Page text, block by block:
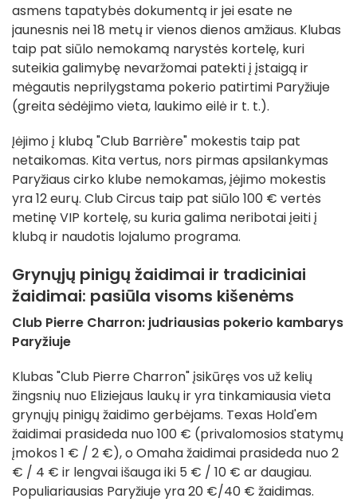
asmens tapatybės dokumentą ir jei esate ne
jaunesnis nei 18 metų ir vienos dienos amžiaus. Klubas
taip pat siūlo nemokamą narystės kortelę, kuri
suteikia galimybę nevaržomai patekti į įstaigą ir
mėgautis neprilygstama pokerio patirtimi Paryžiuje
(greita sėdėjimo vieta, laukimo eilė ir t. t.).
Įėjimo į klubą "Club Barrière" mokestis taip pat
netaikomas. Kita vertus, nors pirmas apsilankymas
Paryžiaus cirko klube nemokamas, įėjimo mokestis
yra 12 eurų. Club Circus taip pat siūlo 100 € vertės
metinę VIP kortelę, su kuria galima neribotai įeiti į
klubą ir naudotis lojalumo programa.
Grynųjų pinigų žaidimai ir tradiciniai
žaidimai: pasiūla visoms kišenėms
Club Pierre Charron: judriausias pokerio kambarys
Paryžiuje
Klubas "Club Pierre Charron" įsikūręs vos už kelių
žingsnių nuo Eliziejaus laukų ir yra tinkamiausia vieta
grynųjų pinigų žaidimo gerbėjams. Texas Hold'em
žaidimai prasideda nuo 100 € (privalomosios statymų
įmokos 1 € / 2 €), o Omaha žaidimai prasideda nuo 2
€ / 4 € ir lengvai išauga iki 5 € / 10 € ar daugiau.
Populiariausias Paryžiuje yra 20 €/40 € žaidimas.